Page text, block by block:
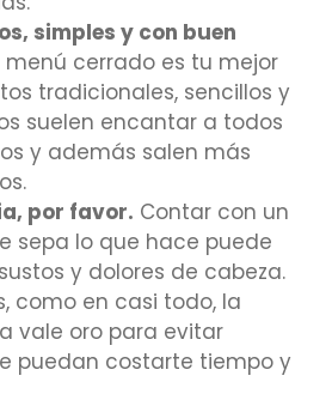
simples y con buen
menú cerrado es tu mejor
tradicionales, sencillos y
suelen encantar a todos
y además salen más
por favor. Contar con un
sepa lo que hace puede
y dolores de cabeza.
como en casi todo, la
vale oro para evitar
puedan costarte tiempo y